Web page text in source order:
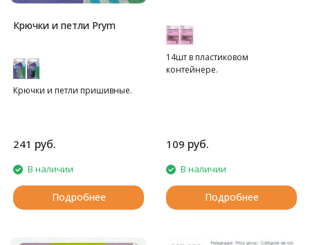
Крючки и петли Prym
Крючки и петли пришивные.
241 руб.
В наличии
Подробнее
14шт в пластиковом
контейнере.
109 руб.
В наличии
Подробнее